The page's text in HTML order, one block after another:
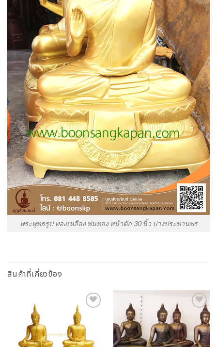
พระพุทธรูป ทองเหลือง พ่นทอง หน้าตัก 30 นิ้ว ปางประทานพร
สินค้าที่เกี่ยวข้อง
Add to
Wishlist
Add to
Wishlist